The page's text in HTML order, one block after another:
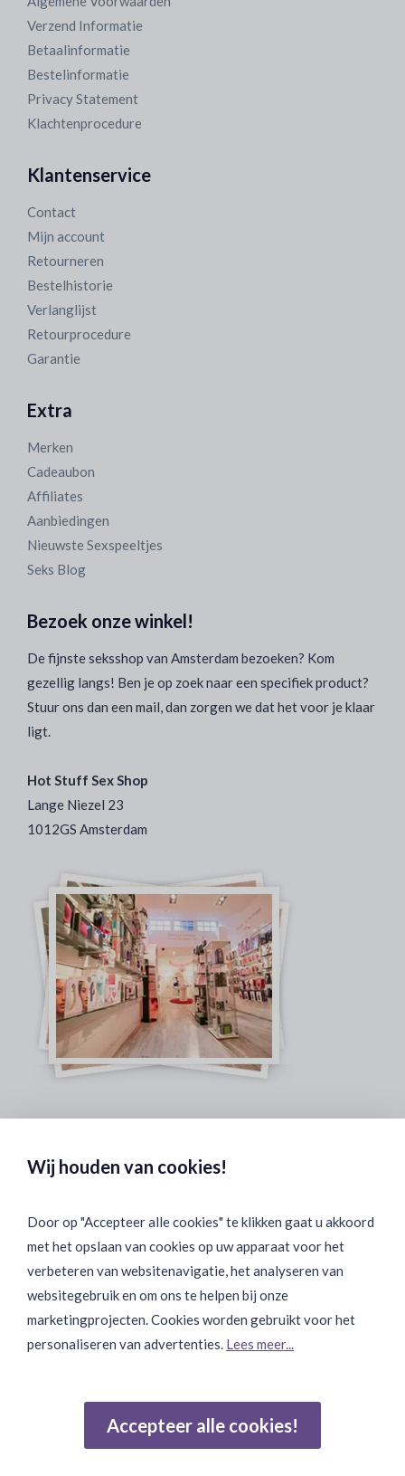
Verzend Informatie
Betaalinformatie
Bestelinformatie
Privacy Statement
Klachtenprocedure
Klantenservice
Contact
Mijn account
Retourneren
Bestelhistorie
Verlanglijst
Retourprocedure
Garantie
Extra
Merken
Cadeaubon
Affiliates
Aanbiedingen
Nieuwste Sexspeeltjes
Seks Blog
Bezoek onze winkel!
De fijnste seksshop van Amsterdam bezoeken? Kom
gezellig langs! Ben je op zoek naar een specifiek product?
Stuur ons dan een mail, dan zorgen we dat het voor je klaar
ligt.
Hot Stuff Sex Shop
Lange Niezel 23
1012GS Amsterdam
Binnen 24 uur Discreet Bezorgd:
Join Onze Community:
Wij houden van cookies!
Door op "Accepteer alle cookies" te klikken gaat u akkoord
met het opslaan van cookies op uw apparaat voor het
verbeteren van websitenavigatie, het analyseren van
websitegebruik en om ons te helpen bij onze
marketingprojecten. Cookies worden gebruikt voor het
personaliseren van advertenties. Lees meer...
Accepteer alle cookies!